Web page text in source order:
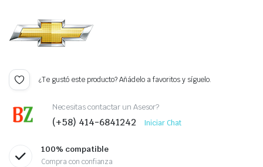
¿Te gustó este producto? Añádelo a favoritos y síguelo.
Necesitas contactar un Asesor?
(+58) 414-6841242 Iniciar Chat
100% compatible
Compra con confianza